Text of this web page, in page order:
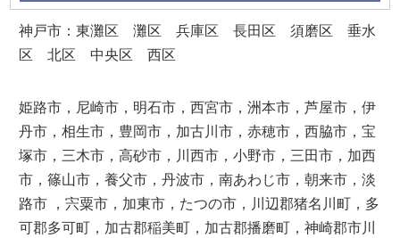
神戸市：東灘区 灘区 兵庫区 長田区 須磨区 垂水
区 北区 中央区 西区
姫路市，尼崎市，明石市，西宮市，洲本市，芦屋市，伊
丹市，相生市，豊岡市，加古川市，赤穂市，西脇市，宝
塚市，三木市，高砂市，川西市，小野市，三田市，加西
市，篠山市，養父市，丹波市，南あわじ市，朝来市，淡
路市 ，宍粟市，加東市，たつの市，川辺郡猪名川町，多
可郡多可町，加古郡稲美町，加古郡播磨町，神崎郡市川